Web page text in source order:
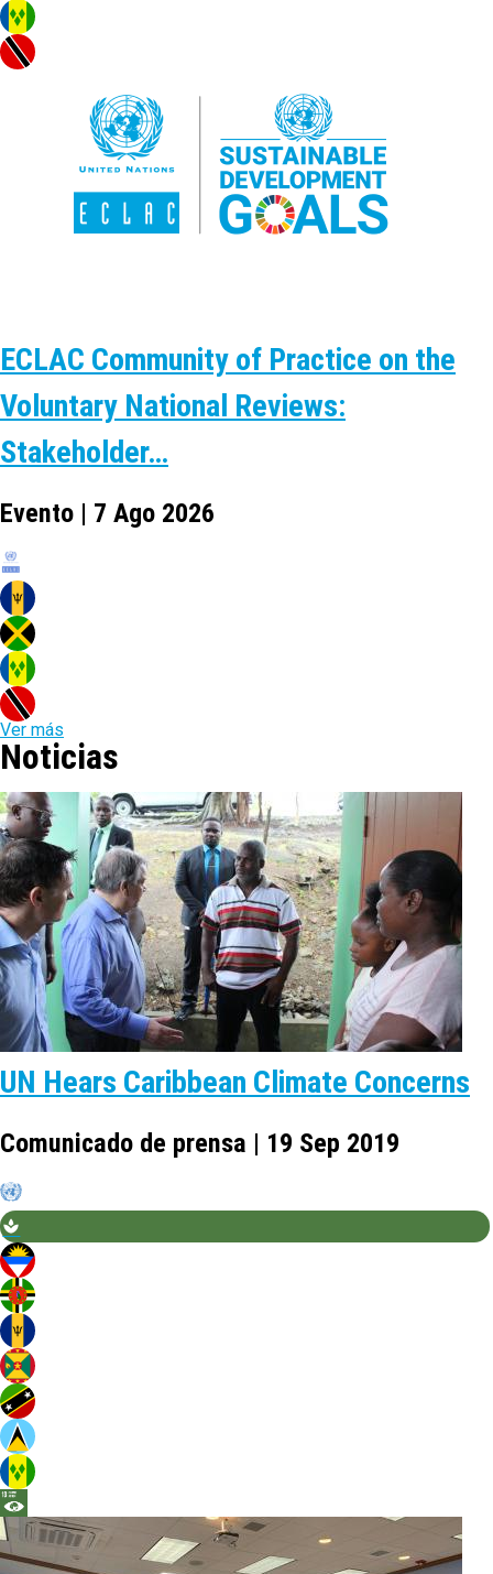
ECLAC Community of Practice on the
Voluntary National Reviews:
Stakeholder…
Evento | 7 Ago 2026
Ver más
Noticias
UN Hears Caribbean Climate Concerns
Comunicado de prensa | 19 Sep 2019